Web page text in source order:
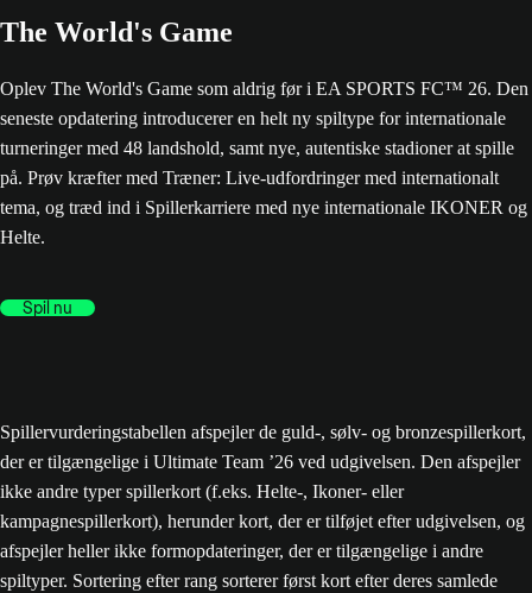
The World's Game
Oplev The World's Game som aldrig før i EA SPORTS FC™ 26. Den
seneste opdatering introducerer en helt ny spiltype for internationale
turneringer med 48 landshold, samt nye, autentiske stadioner at spille
på. Prøv kræfter med Træner: Live-udfordringer med internationalt
tema, og træd ind i Spillerkarriere med nye internationale IKONER og
Helte.
Spil nu
Spillervurderingstabellen afspejler de guld-, sølv- og bronzespillerkort,
der er tilgængelige i Ultimate Team ’26 ved udgivelsen. Den afspejler
ikke andre typer spillerkort (f.eks. Helte-, Ikoner- eller
kampagnespillerkort), herunder kort, der er tilføjet efter udgivelsen, og
afspejler heller ikke formopdateringer, der er tilgængelige i andre
spiltyper. Sortering efter rang sorterer først kort efter deres samlede